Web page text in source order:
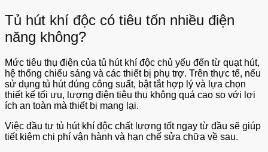
Tủ hút khí độc có tiêu tốn nhiều điện
năng không?
Mức tiêu thụ điện của tủ hút khí độc chủ yếu đến từ quạt hút,
hệ thống chiếu sáng và các thiết bị phụ trợ. Trên thực tế, nếu
sử dụng tủ hút đúng công suất, bật tắt hợp lý và lựa chọn
thiết kế tối ưu, lượng điện tiêu thụ không quá cao so với lợi
ích an toàn mà thiết bị mang lại.
Việc đầu tư tủ hút khí độc chất lượng tốt ngay từ đầu sẽ giúp
tiết kiệm chi phí vận hành và hạn chế sửa chữa về sau.